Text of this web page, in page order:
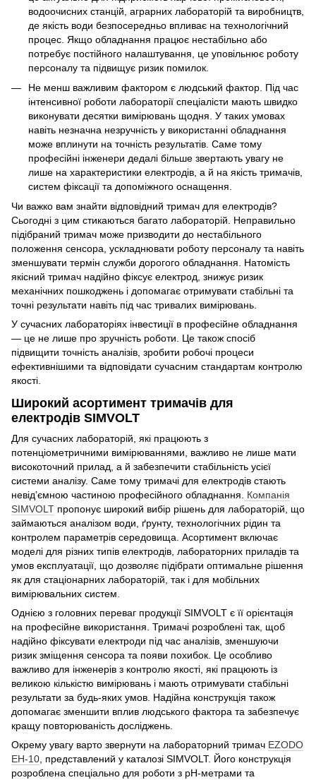
водоочисних станцій, аграрних лабораторій та виробництв,
де якість води безпосередньо впливає на технологічний
процес. Якщо обладнання працює нестабільно або
потребує постійного налаштування, це уповільнює роботу
персоналу та підвищує ризик помилок.
Не менш важливим фактором є людський фактор. Під час
інтенсивної роботи лабораторії спеціалісти мають швидко
виконувати десятки вимірювань щодня. У таких умовах
навіть незначна незручність у використанні обладнання
може вплинути на точність результатів. Саме тому
професійні інженери дедалі більше звертають увагу не
лише на характеристики електродів, а й на якість тримачів,
систем фіксації та допоміжного оснащення.
Чи важко вам знайти відповідний тримач для електродів?
Сьогодні з цим стикаються багато лабораторій. Неправильно
підібраний тримач може призводити до нестабільного
положення сенсора, ускладнювати роботу персоналу та навіть
зменшувати термін служби дорогого обладнання. Натомість
якісний тримач надійно фіксує електрод, знижує ризик
механічних пошкоджень і допомагає отримувати стабільні та
точні результати навіть під час тривалих вимірювань.
У сучасних лабораторіях інвестиції в професійне обладнання
— це не лише про зручність роботи. Це також спосіб
підвищити точність аналізів, зробити робочі процеси
ефективнішими та відповідати сучасним стандартам контролю
якості.
Широкий асортимент тримачів для
електродів SIMVOLT
Для сучасних лабораторій, які працюють з
потенціометричними вимірюваннями, важливо не лише мати
високоточний прилад, а й забезпечити стабільність усієї
системи аналізу. Саме тому тримачі для електродів стають
невід’ємною частиною професійного обладнання.
Компанія
SIMVOLT пропонує широкий вибір рішень для лабораторій, що
займаються аналізом води, ґрунту, технологічних рідин та
контролем параметрів середовища. Асортимент включає
моделі для різних типів електродів, лабораторних приладів та
умов експлуатації, що дозволяє підібрати оптимальне рішення
як для стаціонарних лабораторій, так і для мобільних
вимірювальних систем.
Однією з головних переваг продукції SIMVOLT є її орієнтація
на професійне використання. Тримачі розроблені так, щоб
надійно фіксувати електроди під час аналізів, зменшуючи
ризик зміщення сенсора та появи похибок. Це особливо
важливо для інженерів з контролю якості, які працюють із
великою кількістю вимірювань і мають отримувати стабільні
результати за будь-яких умов. Надійна конструкція також
допомагає зменшити вплив людського фактора та забезпечує
кращу повторюваність досліджень.
Окрему увагу варто звернути на лабораторний тримач EZODO
EH-10 , представлений у каталозі SIMVOLT. Його конструкція
розроблена спеціально для роботи з pH-метрами та